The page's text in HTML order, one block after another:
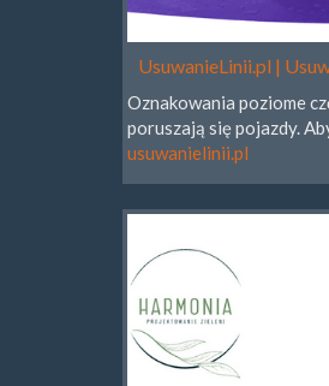
UsuwanieLinii.pl |
Oznakowania poziome
poruszają się pojazdy.
usuwanielinii.pl